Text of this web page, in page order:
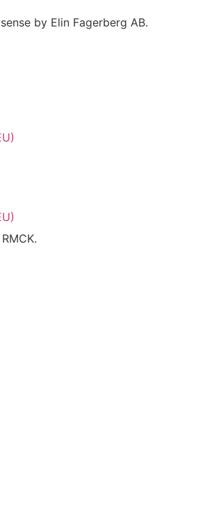
by Elin Fagerberg AB.
RMCK.